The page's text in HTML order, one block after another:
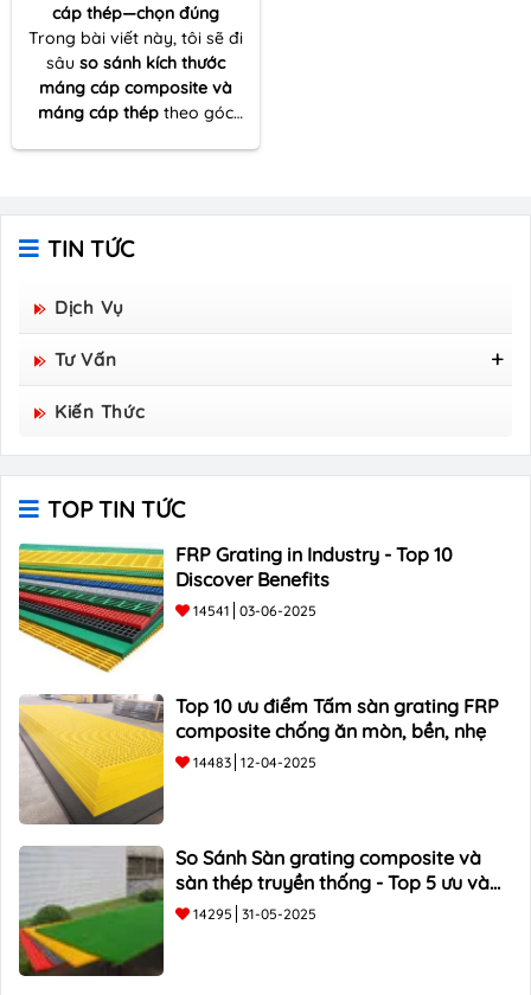
cáp thép—chọn đúng
Trong bài viết này, tôi sẽ đi
sâu so sánh kích thước
máng cáp composite và
máng cáp thép theo góc
khảo sát tuyến cáp đến tối
ưu vật tư và đảm bảo kỹ
thuật vận hành lâu dài.
TIN TỨC
Dịch Vụ
Tư Vấn
Tấm Sàn Grating Composite FRP - Hòa Bình
Group Sản Xuất
Kiến Thức
TOP TIN TỨC
FRP Grating in Industry - Top 10
Discover Benefits
14541 03-06-2025
Top 10 ưu điểm Tấm sàn grating FRP
composite chống ăn mòn, bền, nhẹ
14483 12-04-2025
So Sánh Sàn grating composite và
sàn thép truyền thống - Top 5 ưu và
nhược điểm
14295 31-05-2025